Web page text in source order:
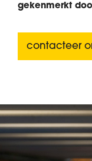
gekenmerkt
contacteer